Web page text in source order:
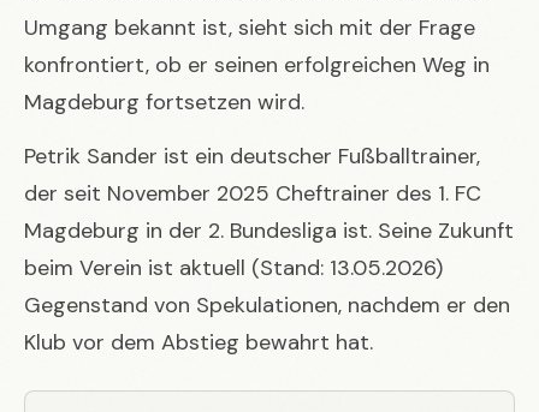
Umgang bekannt ist, sieht sich mit der Frage
konfrontiert, ob er seinen erfolgreichen Weg in
Magdeburg fortsetzen wird.
Petrik Sander ist ein deutscher Fußballtrainer,
der seit November 2025 Cheftrainer des 1. FC
Magdeburg in der 2. Bundesliga ist. Seine Zukunft
beim Verein ist aktuell (Stand: 13.05.2026)
Gegenstand von Spekulationen, nachdem er den
Klub vor dem Abstieg bewahrt hat.